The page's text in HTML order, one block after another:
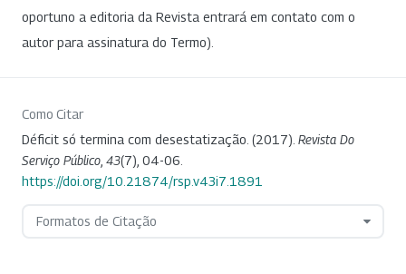
oportuno a editoria da Revista entrará em contato com o
autor para assinatura do Termo).
Como Citar
Déficit só termina com desestatização. (2017). Revista Do
Serviço Público 43(7), 04-06.
https://doi.org/10.21874/rsp.v43i7.1891
Formatos de Citação